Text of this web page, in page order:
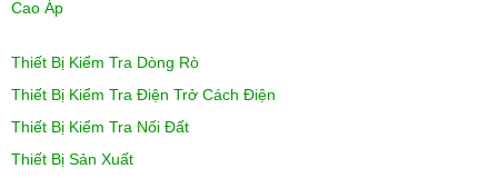
Cao Áp
Thiết Bị Kiểm Tra Dòng Rò
Thiết Bị Kiểm Tra Điện Trở Cách Điện
Thiết Bị Kiểm Tra Nối Đất
Thiết Bị Sản Xuất